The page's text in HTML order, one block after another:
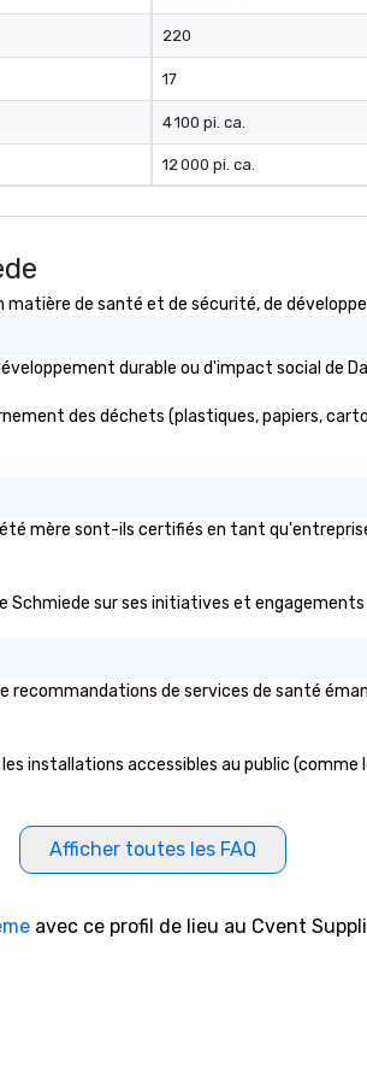
220
17
4 100 pi. ca.
12 000 pi. ca.
de santé et de sécurité, de
durable ou d'impact social de
des déchets (plastiques, papiers,
mère sont-ils certifiés en tant
Schmiede sur ses initiatives et
de services de santé
accessibles au public (comme
Afficher toutes les FAQ
avec ce profil de lieu au Cvent